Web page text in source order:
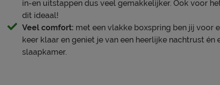
wasbaar, en beide zijden zijn beslaapbaar voor een
• Complete boxspringset met hoofdbord, boxen,
in-en uitstappen dus veel gemakkelijker. Ook voor
dit ideaal!
Veel comfort: met een vlakke boxspring ben jij voor
keer klaar en geniet je van een heerlijke nachtrust én
slaapkamer.